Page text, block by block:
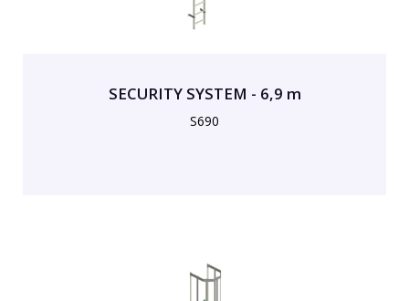
SECURITY SYSTEM - 6,9 m
S690